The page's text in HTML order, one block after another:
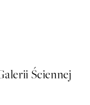
Ściennej